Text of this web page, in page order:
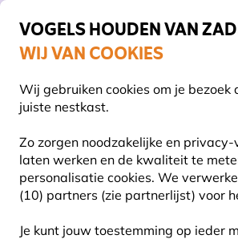
VOGELS HOUDEN VAN
WIJ VAN COOKIES
Wij gebruiken cookies om je
juiste nestkast.
Zo zorgen noodzakelijke en
laten werken en de kwaliteit te
personalisatie cookies. We
(10) partners (zie partnerlijst) voor
Je kunt jouw toestemming op ieder
Gratis thuisbezorgd vanaf €49
VOGELVOER